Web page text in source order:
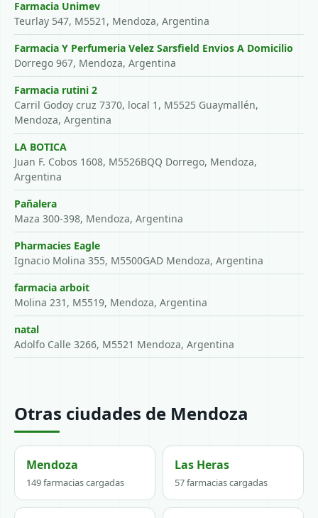
Farmacia Unimev
Teurlay 547, M5521, Mendoza, Argentina
Farmacia Y Perfumeria Velez Sarsfield Envios A Domicilio
Dorrego 967, Mendoza, Argentina
Farmacia rutini 2
Carril Godoy cruz 7370, local 1, M5525 Guaymallén,
Mendoza, Argentina
LA BOTICA
Juan F. Cobos 1608, M5526BQQ Dorrego, Mendoza,
Argentina
Pañalera
Maza 300-398, Mendoza, Argentina
Pharmacies Eagle
Ignacio Molina 355, M5500GAD Mendoza, Argentina
farmacia arboit
Molina 231, M5519, Mendoza, Argentina
natal
Adolfo Calle 3266, M5521 Mendoza, Argentina
Otras ciudades de Mendoza
Mendoza
149 farmacias cargadas
Las Heras
57 farmacias cargadas